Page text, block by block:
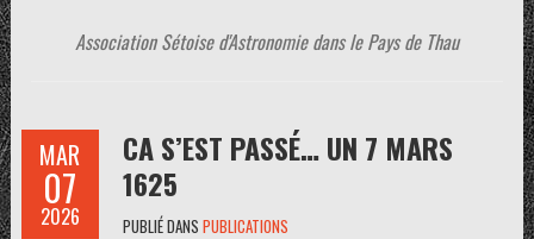
Association Sétoise d'Astronomie dans le Pays de Thau
MAR
07
2026
CA S’EST PASSÉ… UN 7 MARS
1625
PUBLIÉ DANS PUBLICATIONS